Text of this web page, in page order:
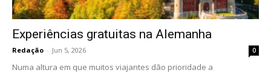
Experiências gratuitas na Alemanha
Redação - Jun 5, 2026 0
Numa altura em que muitos viajantes dão prioridade a